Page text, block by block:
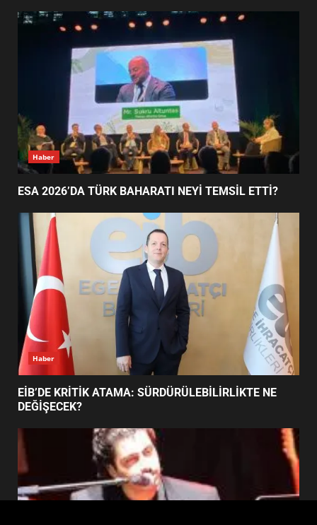
ESA 2026’DA TÜRK BAHARATI
NEYİ TEMSİL ETTİ?
3
EİB’DE KRİTİK ATAMA:
SÜRDÜRÜLEBİLİRLİKTE NE
DEĞİŞECEK?
4
FİNALİNDE NE BAŞARDI?
5
BALIKESİR MÜZELERİNDE SÜRE
UZATILDI: NE DEĞİŞTİ?
BURHANİYE SATRANÇ
TURNUVASI KAYITLARI NEYİ
7
BURHANİYE BELEDİYESPOR’DA
YENİ YÖNETİM NASIL
ŞEKİLLENDİ?
Haber
ESA 2026’DA TÜRK BAHARATI NEYİ TEMSİL ETTİ?
Haber
EİB’DE KRİTİK ATAMA: SÜRDÜRÜLEBİLİRLİKTE NE
DEĞİŞECEK?